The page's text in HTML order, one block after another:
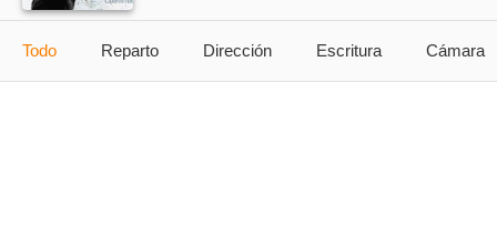
Todo Reparto Dirección Escritura Cámara